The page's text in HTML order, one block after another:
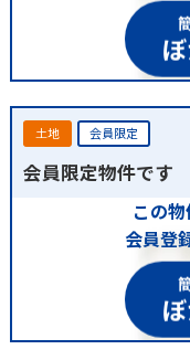
土地 会員限定
会員限定物件です
この
会員登